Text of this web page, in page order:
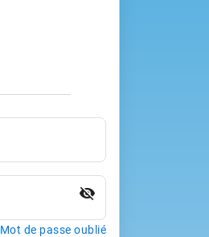
visibility_off
Mot de passe oublié